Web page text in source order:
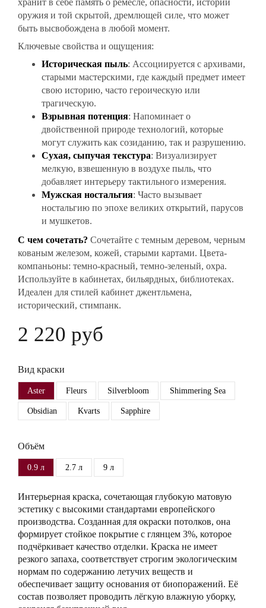
хранит в себе память о ремесле, опасности, истории
оружия и той скрытой, дремлющей силе, что может
быть высвобождена в любой момент.
Ключевые свойства и ощущения:
Историческая пыль: Ассоциируется с архивами,
старыми мастерскими, где каждый предмет имеет
свою историю, часто героическую или
трагическую.
Взрывная потенция: Напоминает о
двойственной природе технологий, которые
могут служить как созиданию, так и разрушению.
Сухая, сыпучая текстура: Визуализирует
мелкую, взвешенную в воздухе пыль, что
добавляет интерьеру тактильного измерения.
Мужская ностальгия: Часто вызывает
ностальгию по эпохе великих открытий, парусов
и мушкетов.
С чем сочетать? Сочетайте с темным деревом, черным
кованым железом, кожей, старыми картами. Цвета-
компаньоны: темно-красный, темно-зеленый, охра.
Используйте в кабинетах, бильярдных, библиотеках.
Идеален для стилей кабинет джентльмена,
исторический, стимпанк.
2 220 руб
Вид краски
Aster Fleurs Silverbloom Shimmering Sea
Obsidian Kvarts Sapphire
Объём
0.9 л 2.7 л 9 л
Интерьерная краска, сочетающая глубокую матовую
эстетику с высокими стандартами европейского
производства. Созданная для окраски потолков, она
формирует стойкое покрытие с глянцем 3%, которое
подчёркивает качество отделки. Краска не имеет
резкого запаха, соответствует строгим экологическим
нормам по содержанию летучих веществ и
обеспечивает защиту основания от биопоражений. Её
состав позволяет проводить лёгкую влажную уборку,